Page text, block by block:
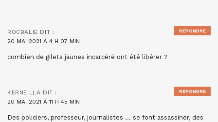
ROCBALIE DIT :
20 MAI 2021 À 4 H 07 MIN
combien de gilets jaunes incarcéré ont été libérer ?
RÉPONDRE
KERNEILLA DIT :
20 MAI 2021 À 11 H 45 MIN
Des policiers, professeur, journalistes … se font assassiner, des
RÉPONDRE